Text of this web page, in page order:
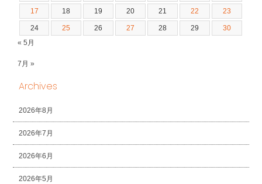
17 18 19 20 21 22 23
24 25 26 27 28 29
30
« 5月
7月 »
Archives
2026年8月
2026年7月
2026年6月
2026年5月